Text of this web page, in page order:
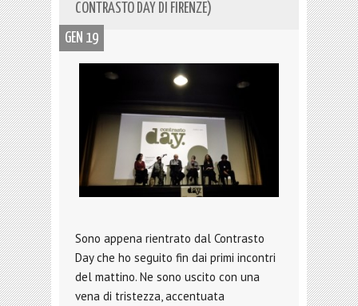
CONTRASTO DAY DI FIRENZE)
GEN 19
Sono appena rientrato dal Contrasto
Day che ho seguito fin dai primi incontri
del mattino. Ne sono uscito con una
vena di tristezza, accentuata